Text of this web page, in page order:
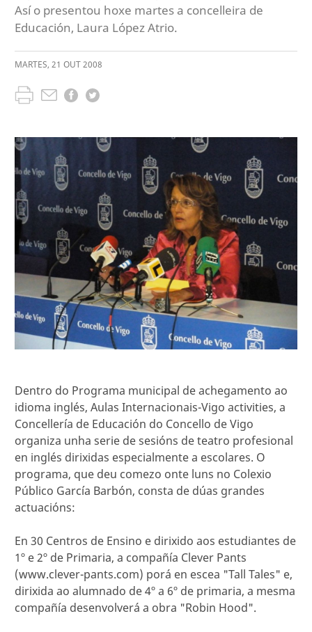
Así o presentou hoxe martes a concelleira de
Educación, Laura López Atrio.
MARTES, 21 OUT2008
Dentro do Programa municipal de achegamento ao
idioma inglés, Aulas Internacionais-Vigo activities, a
Concellería de Educación do Concello de Vigo
organiza unha serie de sesións de teatro profesional
en inglés dirixidas especialmente a escolares. O
programa, que deu comezo onte luns no Colexio
Público García Barbón, consta de dúas grandes
actuacións:
En 30 Centros de Ensino e dirixido aos estudiantes de
1º e 2º de Primaria, a compañía Clever Pants
(www.clever-pants.com) porá en escea "Tall Tales" e,
dirixida ao alumnado de 4º a 6º de primaria, a mesma
compañía desenvolverá a obra "Robin Hood".